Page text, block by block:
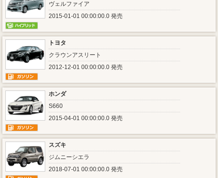
ヴェルファイア
2015-01-01 00:00:00.0 発売
トヨタ
クラウンアスリート
2012-12-01 00:00:00.0 発売
ホンダ
S660
2015-04-01 00:00:00.0 発売
スズキ
ジムニーシエラ
2018-07-01 00:00:00.0 発売